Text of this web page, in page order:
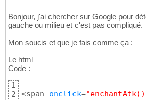
Bonjour, j'ai chercher sur Google pour
gauche ou milieu et c'est pas compliqué.
Mon soucis et que je fais comme ça :
Le html
Code :
1
2
<span onclick=